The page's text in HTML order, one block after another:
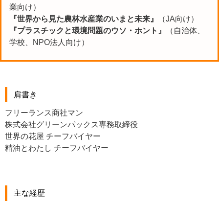
業向け）
『世界から見た農林水産業のいまと未来』
（JA向け）
『プラスチックと環境問題のウソ・ホント』
（自治体、
学校、NPO法人向け）
肩書き
フリーランス商社マン
株式会社グリーンパックス専務取締役
世界の花屋 チーフバイヤー
精油とわたし チーフバイヤー
主な経歴